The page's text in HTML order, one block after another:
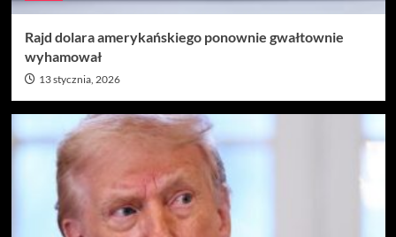
Rajd dolara amerykańskiego ponownie gwałtownie
wyhamował
13 stycznia, 2026